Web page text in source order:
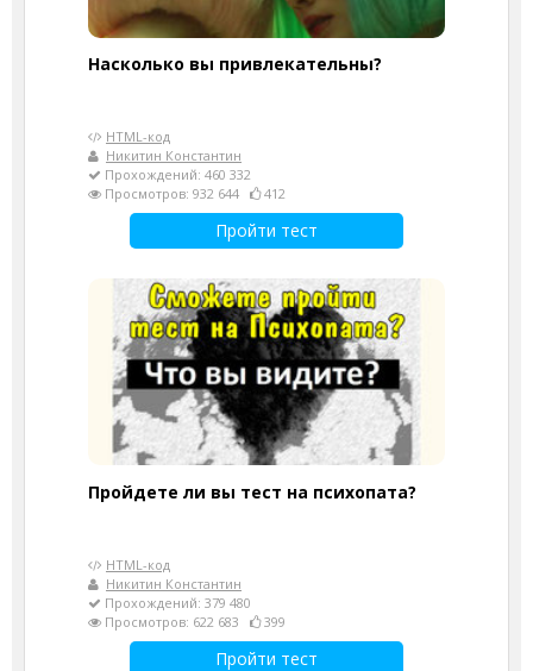
Насколько вы привлекательны?
HTML-код
Никитин Константин
Прохождений: 460 332
Просмотров: 932 644
412
Пройти тест
Пройдете ли вы тест на психопата?
HTML-код
Никитин Константин
Прохождений: 379 480
Просмотров: 622 683
399
Пройти тест